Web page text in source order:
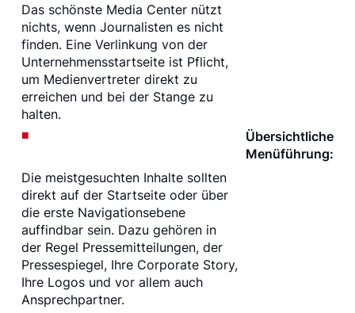
Das schönste Media Center nützt
nichts, wenn Journalisten es nicht
finden. Eine Verlinkung von der
Unternehmensstartseite ist Pflicht,
um Medienvertreter direkt zu
erreichen und bei der Stange zu
halten.
Übersichtliche
Menüführung:
Die meistgesuchten Inhalte sollten
direkt auf der Startseite oder über
die erste Navigationsebene
auffindbar sein. Dazu gehören in
der Regel Pressemitteilungen, der
Pressespiegel, Ihre Corporate Story,
Ihre Logos und vor allem auch
Ansprechpartner.